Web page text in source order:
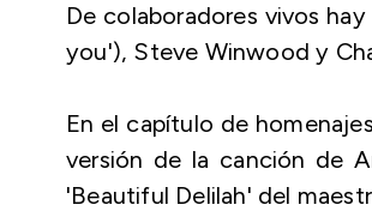
De colaboradores vivos
you'), Steve Winwood y
En el capítulo de
versión de la canción de
'Beautiful Delilah' del